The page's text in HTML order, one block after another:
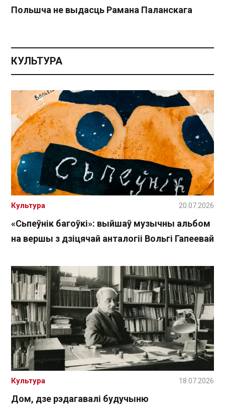
Польшча не выдасць Рамана Паланскага
КУЛЬТУРА
«Сьпеўнік багоўкі»: выйшаў музычны альбом
на вершы з дзіцячай анталогіі Вольгі Гапеевай
Культура 20.07.2026
Дом, дзе рэдагавалі будучыню
Культура 18.07.2026